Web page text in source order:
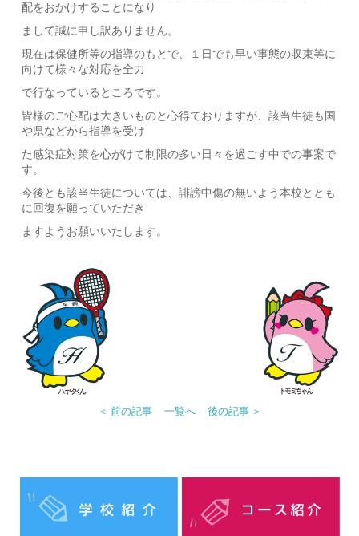
配をおかけすることになり
まして誠に申し訳ありません。
現在は保健所等の指導のもとで、１日でも早い事態の収束等に
向けて様々な対応を全力
で行なっているところです。
皆様のご心配は大きいものと心得ておりますが、該当生徒も国
や県などから指導を受け
た感染症対策を心がけて制限の多い日々を過ごす中での事案で
す。
今後とも該当生徒については、誹謗中傷の無いよう本校ととも
に回復を願っていただき
ますようお願いいたします。
＜ 前の記事 一覧へ 後の記事 ＞